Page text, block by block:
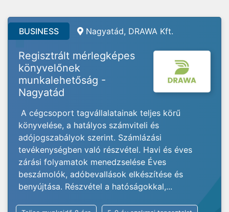
BUSINESS Nagyatád, DRAWA Kft.
Regisztrált mérlegképes
könyvelőnek
munkalehetőság -
Nagyatád
A cégcsoport tagvállalatainak teljes körű
könyvelése, a hatályos számviteli és
adójogszabályok szerint. Számlázási
tevékenységben való részvétel. Havi és éves
zárási folyamatok menedzselése Éves
beszámolók, adóbevallások elkészítése és
benyújtása. Részvétel a hatóságokkal,...